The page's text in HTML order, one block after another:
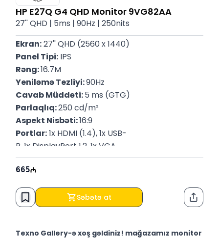
HP E27Q G4 QHD Monitor 9VG82AA
27'' QHD | 5ms | 90Hz | 250nits
Ekran: 27'' QHD (2560 x 1440)
Panel Tipi: IPS
Rəng: 16.7M
Yeniləmə Tezliyi: 90Hz
Cavab Müddəti: 5 ms (GTG)
Parlaqlıq: 250 cd/m²
Aspekt Nisbəti: 16:9
Portlar: 1x HDMI (1.4), 1x USB-
B, 1x DisplayPort 1.2, 1x VGA
Vəziyyətlər: Tilt, Swivel, Height, Pivot
Çəki:
Zəmanət:
12 Ay
665
Səbətə at
Texno Gallery-ə xoş gəldiniz! mağazamız monitor